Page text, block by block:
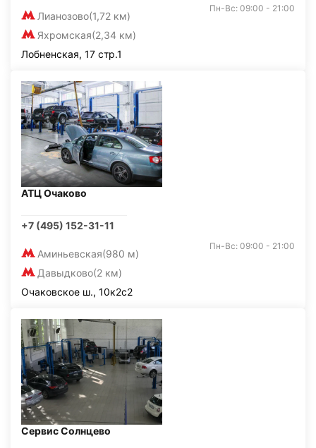
Лианозово(1,72 км)
Яхромская(2,34 км)
Пн-Вс: 09:00 - 21:00
Лобненская, 17 стр.1
АТЦ Очаково
+7 (495) 152-31-11
Аминьевская(980 м)
Давыдково(2 км)
Пн-Вс: 09:00 - 21:00
Очаковское ш., 10к2с2
Сервис Солнцево